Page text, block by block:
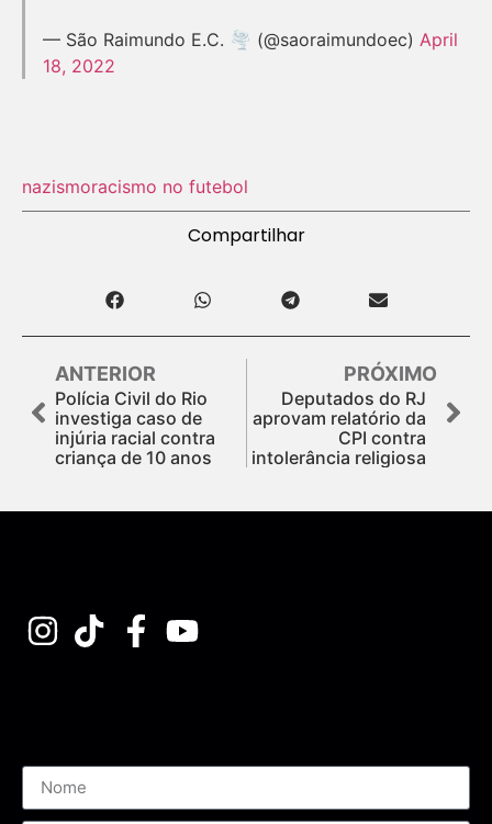
— São Raimundo E.C. 🌪 (@saoraimundoec) April
18, 2022
nazismoracismo no futebol
Compartilhar
ANTERIOR
Polícia Civil do Rio
investiga caso de
injúria racial contra
criança de 10 anos
PRÓXIMO
Deputados do RJ
aprovam relatório da
CPI contra
intolerância religiosa